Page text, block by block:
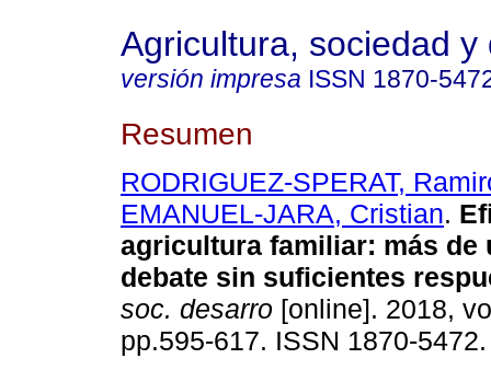
Agricultura, sociedad y
versión impresa ISSN 1870-
Resumen
RODRIGUEZ-SPERAT,
EMANUEL-JARA, Cristian.
agricultura familiar: más de
debate sin suficientes
soc. desarro [online]. 2018,
pp.595-617. ISSN 1870-5472.